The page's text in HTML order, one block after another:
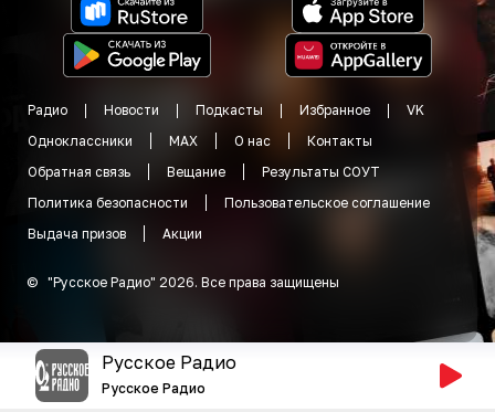
Радио Новости Подкасты Избранное
VK
Одноклассники
MAX О нас
Контакты
Обратная связь
Вещание
Результаты СОУТ
Политика безопасности
Пользовательское соглашение
Выдача призов
Акции
© "Русское Радио" 2026. Все права защищены
Русское Радио
Русское Радио